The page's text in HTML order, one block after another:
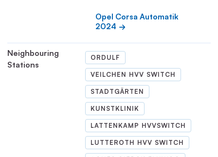
Opel Corsa Automatik
2024
Neighbouring
Stations
ORDULF
VEILCHEN HVV SWITCH
STADTGÄRTEN
KUNSTKLINIK
LATTENKAMP HVVSWITCH
LUTTEROTH HVV SWITCH